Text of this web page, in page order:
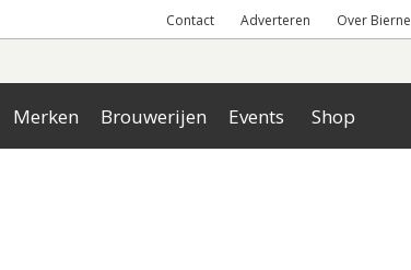
Contact Adverteren Over
Merken Brouwerijen Events Shop